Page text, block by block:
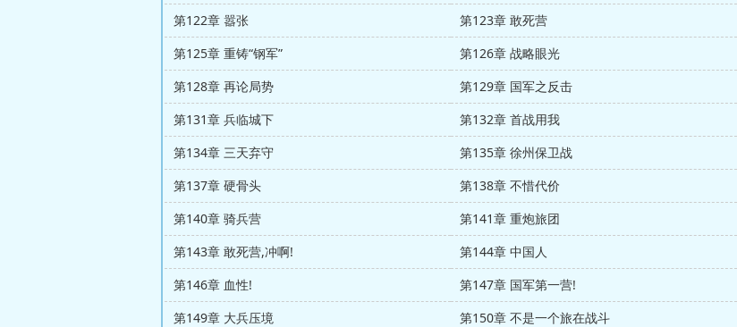
第122章 嚣张
第123章 敢死营
第125章 重铸“钢军”
第126章 战略眼光
第128章 再论局势
第129章 国军之反击
第131章 兵临城下
第132章 首战用我
第134章 三天弃守
第135章 徐州保卫战
第137章 硬骨头
第138章 不惜代价
第140章 骑兵营
第141章 重炮旅团
第143章 敢死营,冲啊!
第144章 中国人
第146章 血性!
第147章 国军第一营!
第149章 大兵压境
第150章 不是一个旅在战斗